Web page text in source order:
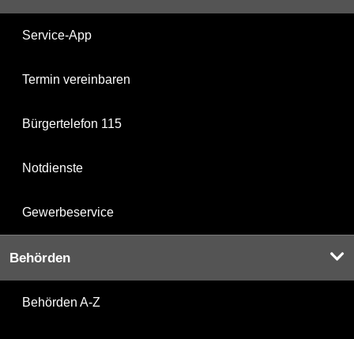
Service-App
Termin vereinbaren
Bürgertelefon 115
Notdienste
Gewerbeservice
Behörden
Behörden A-Z